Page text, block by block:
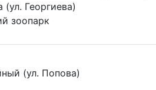
Георгиева)
зоопарк
(ул. Попова)